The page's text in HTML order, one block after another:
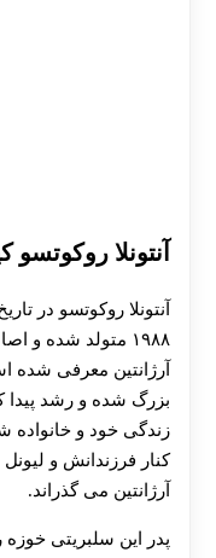
آنتونلا
آنتونلا روکوتسو در
۱۹۸۸ متولد شده و
آرژانتین معرفی شده
بزرگ شده و رشد پیدا
زندگی خود ‌و خانواده
کنار فرزندانش و
آرژانتین می گذراند.
پدر این سلبریتی خوزه